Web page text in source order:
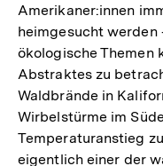
Amerikaner:innen
heimgesucht werden
ökologische Themen
Abstraktes zu
Waldbrände in
Wirbelstürme im
Temperaturanstieg
eigentlich einer der